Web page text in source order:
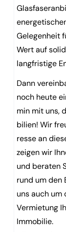
Gelegenheit
Wert auf
langfristige
Dann
noch heute
min mit uns,
bilien! Wir
resse an
zeigen wir
und beraten
rund um den
uns auch um
Vermietung
Immobilie.